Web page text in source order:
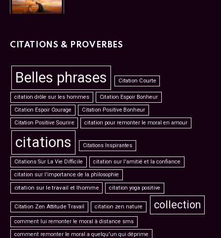
CITATIONS & PROVERBES
Belles phrases Citation Courte
citation drôle sur les hommes
Citation Espoir Bonheur
Citation Espoir Courage
Citation Positive Bonheur
Citation Positive Sourire
citation pour remonter le moral en amour
citations Citations Inspirantes
Citations Sur La Vie Difficile
citation sur l'amitié et la confiance
citation sur l'importance de la philosophie
citation sur le travail et lhomme citation yoga positive
Citation Zen Attitude Travail citation zen nature collection
comment lui remonter le moral à distance sms
comment remonter le moral a quelqu'un qui déprime